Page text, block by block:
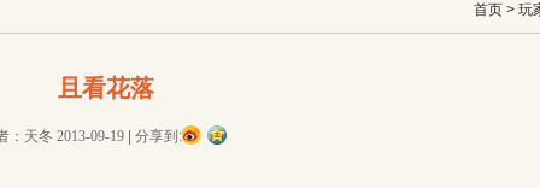
首页 > 玩
且看花落
：天冬 2013-09-19 分享到: